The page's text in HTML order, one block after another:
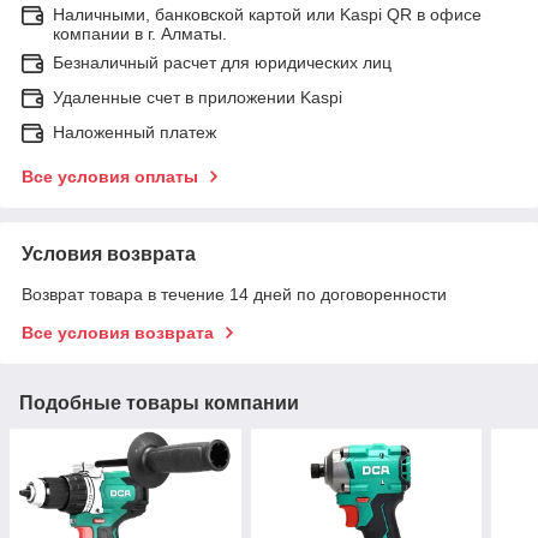
Наличными, банковской картой или Kaspi QR в офисе
компании в г. Алматы.
Безналичный расчет для юридических лиц
Удаленные счет в приложении Kaspi
Наложенный платеж
Все условия оплаты
Условия возврата
Возврат товара в течение 14 дней по договоренности
Все условия возврата
Подобные товары компании